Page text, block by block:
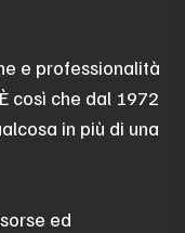
e professionalità
così che dal 1972
in più di una
ed